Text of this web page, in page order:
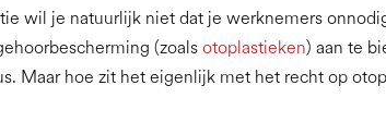
wil je natuurlijk niet dat je werknemers
(zoals otoplastieken) aan te
Maar hoe zit het eigenlijk met het recht op